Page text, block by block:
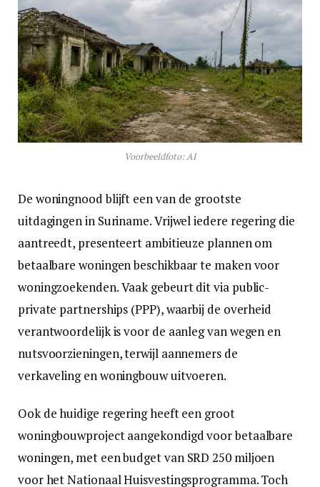
Voorbeeldfoto: AI
De woningnood blijft een van de grootste
uitdagingen in Suriname. Vrijwel iedere regering die
aantreedt, presenteert ambitieuze plannen om
betaalbare woningen beschikbaar te maken voor
woningzoekenden. Vaak gebeurt dit via public-
private partnerships (PPP), waarbij de overheid
verantwoordelijk is voor de aanleg van wegen en
nutsvoorzieningen, terwijl aannemers de
verkaveling en woningbouw uitvoeren.
Ook de huidige regering heeft een groot
woningbouwproject aangekondigd voor betaalbare
woningen, met een budget van SRD 250 miljoen
voor het Nationaal Huisvestingsprogramma. Toch